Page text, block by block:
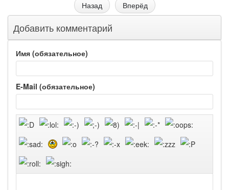
Назад
Вперёд
Добавить комментарий
Имя (обязательное)
E-Mail (обязательное)